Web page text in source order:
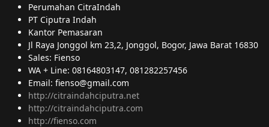
Perumahan CitraIndah
PT Ciputra Indah
Kantor Pemasaran
Jl Raya Jonggol km 23,2, Jonggol, Bogor, Jawa Barat 16830
Sales: Fienso
WA + Line: 08164803147, 081282257456
Email: fienso@gmail.com
http://citraindahciputra.net
http://citraindahciputra.com
http://fienso.com